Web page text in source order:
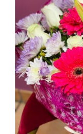
DETALLES